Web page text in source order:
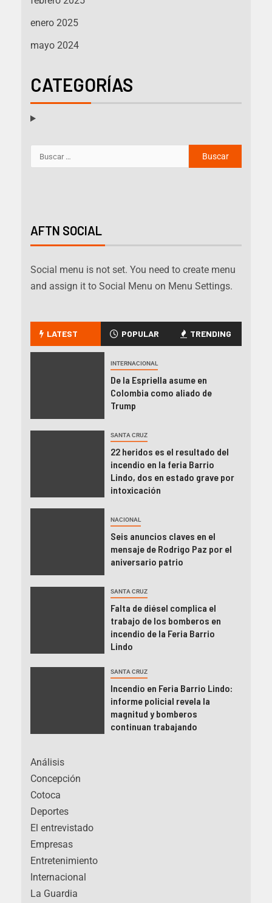
enero 2025
mayo 2024
CATEGORÍAS
AFTN SOCIAL
Social menu is not set. You need to create menu
and assign it to Social Menu on Menu Settings.
LATEST POPULAR TRENDING
INTERNACIONAL
De la Espriella asume en
Colombia como aliado de
Trump
SANTA CRUZ
22 heridos es el resultado del
incendio en la feria Barrio
Lindo, dos en estado grave por
intoxicación
NACIONAL
Seis anuncios claves en el
mensaje de Rodrigo Paz por el
aniversario patrio
SANTA CRUZ
Falta de diésel complica el
trabajo de los bomberos en
incendio de la Feria Barrio
Lindo
SANTA CRUZ
Incendio en Feria Barrio Lindo:
informe policial revela la
magnitud y bomberos
continuan trabajando
Análisis
Concepción
Cotoca
Deportes
El entrevistado
Empresas
Entretenimiento
Internacional
La Guardia